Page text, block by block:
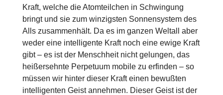
Kraft, welche die Atomteilchen in Schwingung
bringt und sie zum winzigsten Sonnensystem des
Alls zusammenhält. Da es im ganzen Weltall aber
weder eine intelligente Kraft noch eine ewige Kraft
gibt – es ist der Menschheit nicht gelungen, das
heißersehnte Perpetuum mobile zu erfinden – so
müssen wir hinter dieser Kraft einen bewußten
intelligenten Geist annehmen. Dieser Geist ist der